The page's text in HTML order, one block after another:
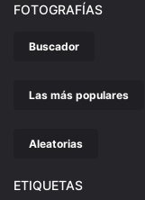
FOTOGRAFÍAS
Buscador
Las más populares
Aleatorias
ETIQUETAS